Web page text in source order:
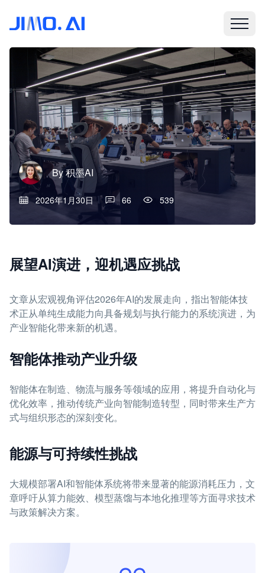
By积墨AI
2026年1月30日 66 539
展望AI演进，迎机遇应挑战
文章从宏观视角评估2026年AI的发展走向，指出智能体技
术正从单纯生成能力向具备规划与执行能力的系统演进，为
产业智能化带来新的机遇。
智能体推动产业升级
智能体在制造、物流与服务等领域的应用，将提升自动化与
优化效率，推动传统产业向智能制造转型，同时带来生产方
式与组织形态的深刻变化。
能源与可持续性挑战
大规模部署AI和智能体系统将带来显著的能源消耗压力，文
章呼吁从算力能效、模型蒸馏与本地化推理等方面寻求技术
与政策解决方案。